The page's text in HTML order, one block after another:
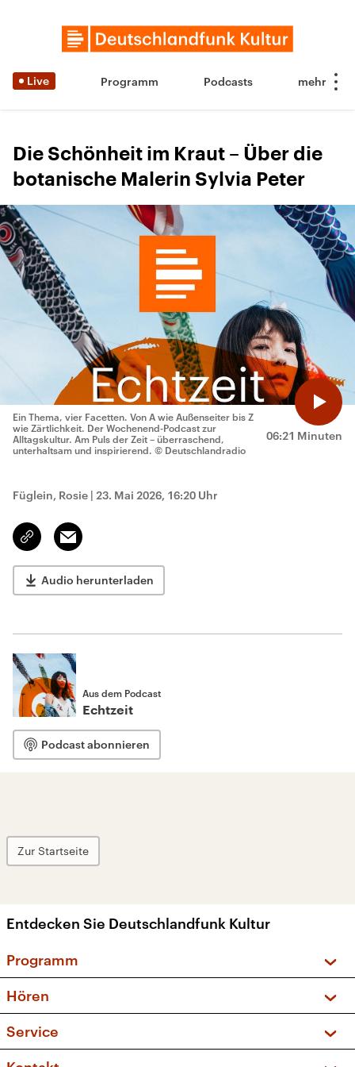
Live Programm Podcasts
Die Schönheit im Kraut – Über die
botanische Malerin Sylvia Peter
06:21 Minuten
Ein Thema, vier Facetten. Von A wie Außenseiter bis Z
wie Zärtlichkeit. Der Wochenend-Podcast zur
Alltagskultur. Am Puls der Zeit – überraschend,
unterhaltsam und inspirierend. © Deutschlandradio
Füglein, Rosie | 23. Mai 2026, 16:20 Uhr
Link
kopieren/teilen
Email
Audio herunterladen
Aus dem Podcast
Echtzeit
Podcast abonnieren
Zur Startseite
Entdecken Sie Deutschlandfunk Kultur
Programm
Sendungen und Podcasts
Musikliste
Hören
Frequenzen (UKW + DAB+)
Service
FAQ